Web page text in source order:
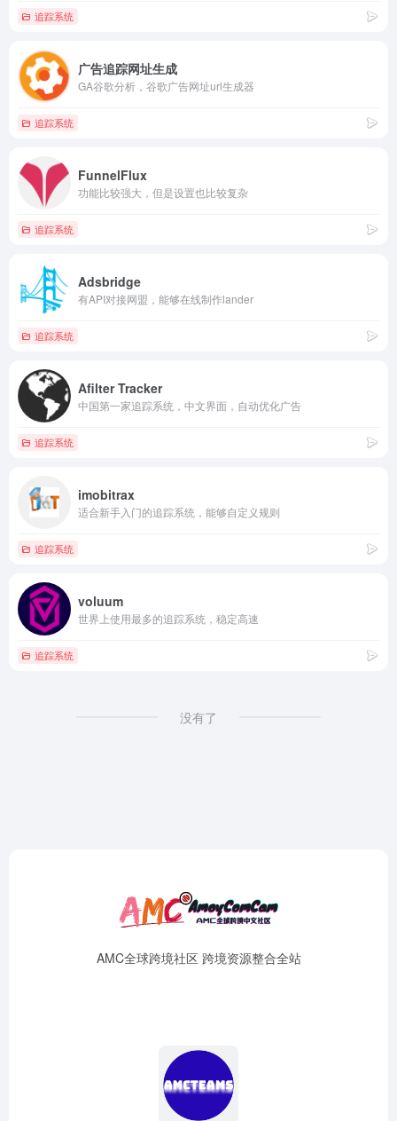
追踪系统
广告追踪网址生成
GA谷歌分析，谷歌广告网址url生成器
追踪系统
FunnelFlux
功能比较强大，但是设置也比较复杂
追踪系统
Adsbridge
有API对接网盟，能够在线制作lander
追踪系统
Afilter Tracker
中国第一家追踪系统，中文界面，自动优化广告
追踪系统
imobitrax
适合新手入门的追踪系统，能够自定义规则
追踪系统
voluum
世界上使用最多的追踪系统，稳定高速
追踪系统
没有了
AMC全球跨境社区 跨境资源整合全站